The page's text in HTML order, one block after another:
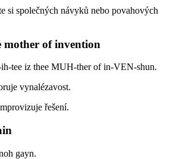
si společných návyků nebo povahových
mother of invention
tee iz thee MUH-ther of in-VEN-shun.
vynalézavost.
řešení.
gayn.